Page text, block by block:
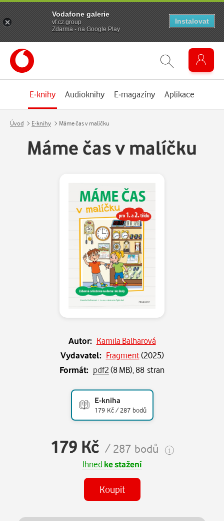
E-knihy Audioknihy E-magazíny Aplikace
Úvod E-knihy Máme čas v malíčku
Máme čas v malíčku
Autor: Kamila Balharová
Vydavatel: Fragment(2025)
Formát: pdf2(8 MB), 88 stran
E-kniha
179 Kč / 287 bodů
179 Kč / 287 bodů
Ihned ke stažení
Koupit
Vodafone galerie
vf.cz.group
Zdarma - na Google Play
Instalovat